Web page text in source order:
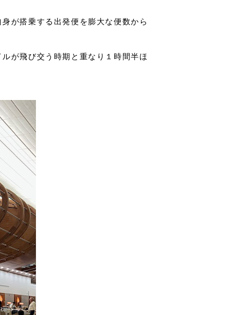
が搭乗する出発便を膨大な便数から
が飛び交う時期と重なり１時間半ほ